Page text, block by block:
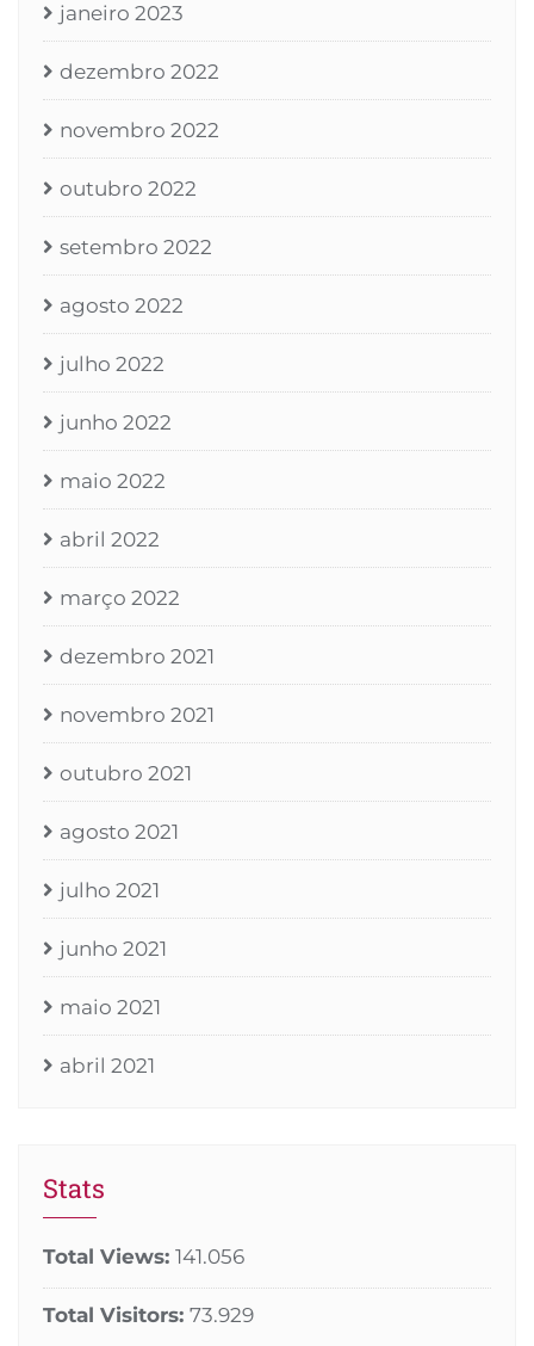
janeiro 2023
dezembro 2022
novembro 2022
outubro 2022
setembro 2022
agosto 2022
julho 2022
junho 2022
maio 2022
abril 2022
março 2022
dezembro 2021
novembro 2021
outubro 2021
agosto 2021
julho 2021
junho 2021
maio 2021
abril 2021
Stats
Total Views: 141.056
Total Visitors: 73.929